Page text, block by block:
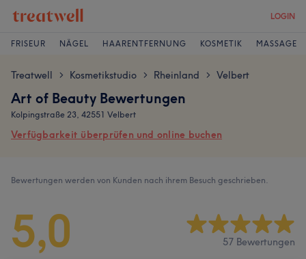
LOGIN
FRISEUR NÄGEL HAARENTFERNUNG KOSMETIK MASSAGE
Treatwell > Kosmetikstudio > Rheinland > Velbert
Art of Beauty Bewertungen
Kolpingstraße 23, 42551 Velbert
Verfügbarkeit überprüfen und online buchen
Bewertungen werden von Kunden nach ihrem Besuch geschrieben.
5,0 57 Bewertungen